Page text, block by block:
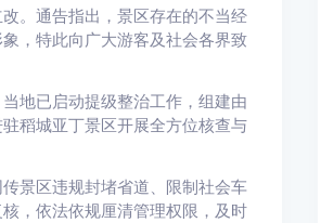
。通告指出，景区存在的不当经
，特此向广大游客及社会各界致
地已启动提级整治工作，组建由
稻城亚丁景区开展全方位核查与
景区违规封堵省道、限制社会车
，依法依规厘清管理权限，及时